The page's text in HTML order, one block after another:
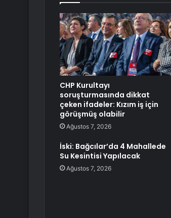
CHP Kurultayı
soruşturmasında dikkat
çeken ifadeler: Kızım iş için
görüşmüş olabilir
Ağustos 7, 2026
İski: Bağcılar’da 4 Mahallede
Su Kesintisi Yapılacak
Ağustos 7, 2026